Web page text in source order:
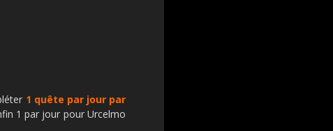
1 quête par jour par
1 par jour pour Urcelmo